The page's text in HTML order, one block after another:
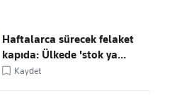
olun, gündemi
Haftalarca sürecek felaket
kapıda: Ülkede 'stok ya...
Kaydet